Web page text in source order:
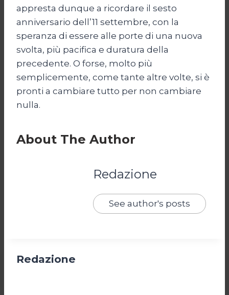
appresta dunque a ricordare il sesto
anniversario dell’11 settembre, con la
speranza di essere alle porte di una nuova
svolta, più pacifica e duratura della
precedente. O forse, molto più
semplicemente, come tante altre volte, si è
pronti a cambiare tutto per non cambiare
nulla.
About The Author
Redazione
See author's posts
Redazione